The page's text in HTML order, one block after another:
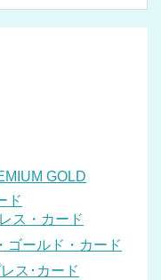
GOLD
ド
ス・カード
ゴールド・カード
ス･カード